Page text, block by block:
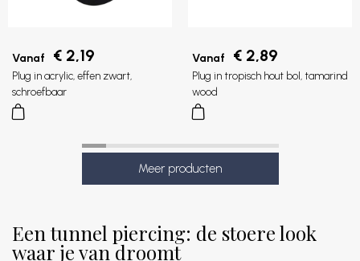
Vanaf € 2,19
Plug in acrylic, effen zwart,
schroefbaar
Vanaf € 2,89
Plug in tropisch hout bol, tamarind
wood
Een tunnel piercing: de stoere look
waar je van droomt